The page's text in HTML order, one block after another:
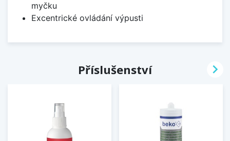
myčku
Excentrické ovládání výpusti
Příslušenství 